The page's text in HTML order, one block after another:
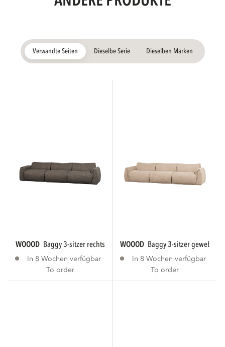
Verwandte Seiten Dieselbe Serie Dieselben Marken
WOOOD baggy 3-sitzer rechts webstoff warmes...
In 8 Wochen verfügbar
To order
WOOOD baggy 3-sitzer gewebte
In 8 Wochen verfügbar
To order